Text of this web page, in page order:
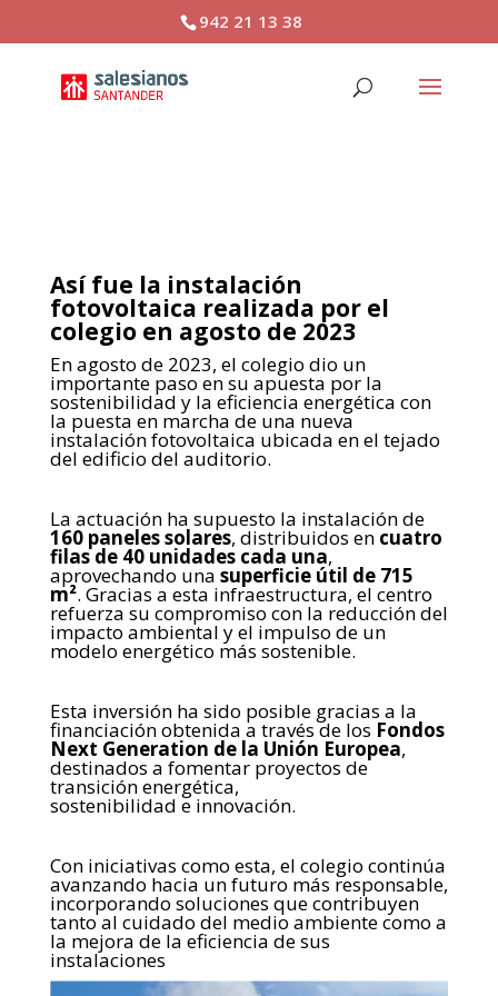
942 21 13 38
Así fue la instalación
fotovoltaica realizada por el
colegio en agosto de 2023
En agosto de 2023, el colegio dio un
importante paso en su apuesta por la
sostenibilidad y la eficiencia energética con
la puesta en marcha de una nueva
instalación fotovoltaica ubicada en el tejado
del edificio del auditorio.
La actuación ha supuesto la instalación de
160 paneles solares, distribuidos en cuatro
filas de 40 unidades cada una,
aprovechando una superficie útil de 715
m². Gracias a esta infraestructura, el centro
refuerza su compromiso con la reducción del
impacto ambiental y el impulso de un
modelo energético más sostenible.
Esta inversión ha sido posible gracias a la
financiación obtenida a través de los Fondos
Next Generation de la Unión Europea,
destinados a fomentar proyectos de
transición energética,
sostenibilidad e innovación.
Con iniciativas como esta, el colegio continúa
avanzando hacia un futuro más responsable,
incorporando soluciones que contribuyen
tanto al cuidado del medio ambiente como a
la mejora de la eficiencia de sus
instalaciones